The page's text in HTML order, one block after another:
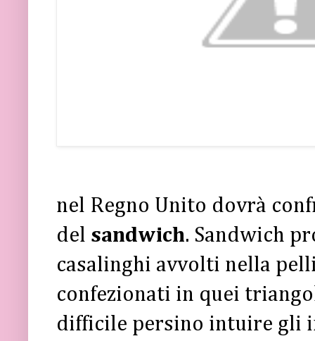
nel Regno Unito dovrà
del sandwich. Sandwich
casalinghi avvolti nella
confezionati in quei
difficile persino intuire gli